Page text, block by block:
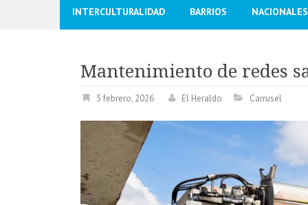
INTERCULTURALIDAD BARRIOS NACIONALES
Mantenimiento de redes
5 febrero, 2026 El Heraldo Carrusel